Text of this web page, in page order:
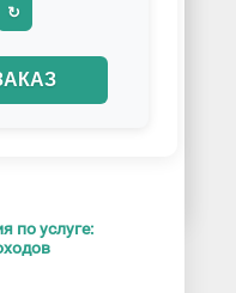
↻
по услуге: